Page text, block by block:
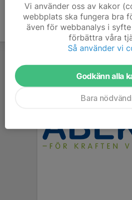
Vi använder oss av kakor
webbplats ska fungera bra
även för webbanalys i
förbättra våra
Så använder vi
Godkänn alla
Bara